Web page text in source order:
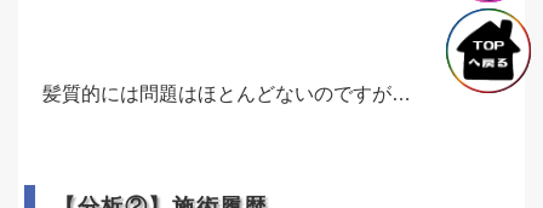
髪質的には問題はほとんどないのですが…